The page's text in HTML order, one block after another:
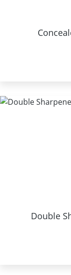
Double